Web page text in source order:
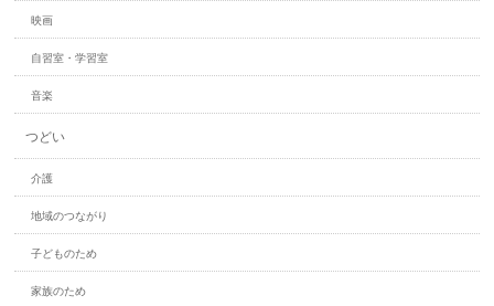
映画
自習室・学習室
音楽
つどい
介護
地域のつながり
子どものため
家族のため